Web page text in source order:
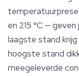
en 215 °C —
laagste stand krijg
hoogste stand
meegeleverde